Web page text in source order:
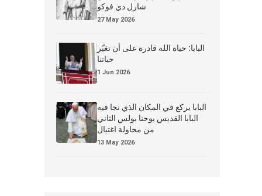
شارل دي فوكو
27 May 2026
البابا: حياة الله قادرة على أن تغيّر
حياتنا
1 Jun 2026
البابا يركع في المكان الذي نجا فيه
البابا القديس يوحنا بولس الثاني
من محاولة اغتيال
13 May 2026